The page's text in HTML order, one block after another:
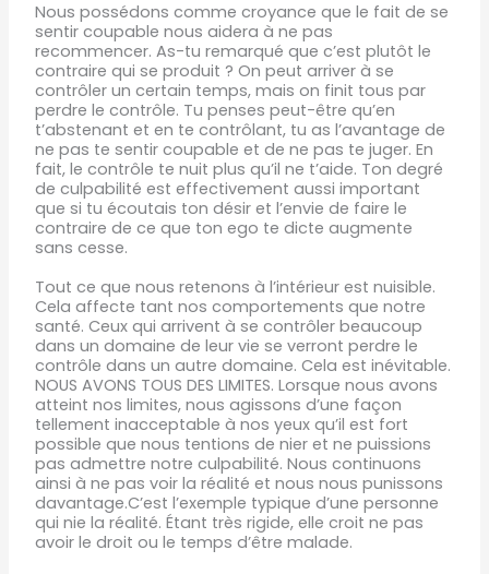
Nous possédons comme croyance que le fait dese
sentir coupable nous aidera à ne pas
recommencer. As-tu remarqué que c’est plutôt le
contraire qui se produit ? On peut arriver à se
contrôler un certain temps, mais on finit tous par
perdre le contrôle. Tu penses peut-être qu’en
t’abstenant et en te contrôlant, tu as l’avantage de
ne pas te sentir coupable et de ne pas te juger. En
fait, le contrôle te nuit plus qu’il ne t’aide. Ton degré
de culpabilité est effectivement aussi important
que si tu écoutais ton désir et l’envie de faire le
contraire de ce que ton ego te dicte augmente
sans cesse.
Tout ce que nous retenons à l’intérieur est nuisible.
Cela affecte tant nos comportements que notre
santé. Ceux qui arrivent à se contrôler beaucoup
dans un domaine de leur vie se verront perdre le
contrôle dans un autre domaine. Cela est inévitable.
NOUS AVONS TOUS DES LIMITES. Lorsque nous avons
atteint nos limites, nous agissons d’une façon
tellement inacceptable à nos yeux qu’il est fort
possible que nous tentions de nier et ne puissions
pas admettre notre culpabilité. Nous continuons
ainsi à ne pas voir la réalité et nous nous punissons
davantage.C’est l’exemple typique d’une personne
qui nie la réalité. Étant très rigide, elle croit ne pas
avoir le droit ou le temps d’être malade.